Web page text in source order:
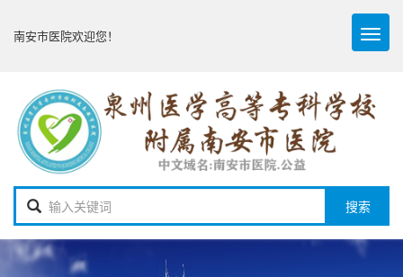
南安市医院欢迎您！
搜索